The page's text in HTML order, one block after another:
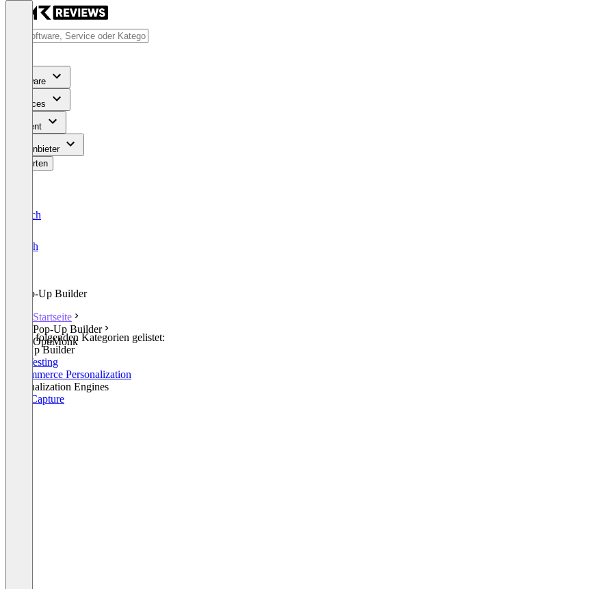
Software
Services
Content
Für Anbieter
Bewerten
Deutsch
English
Pop-Up Builder
Startseite
Pop-Up Builder
OptiMonk
In den folgenden Kategorien gelistet:
Pop-Up Builder
A/B Testing
E-Commerce Personalization
Personalization Engines
Lead Capture